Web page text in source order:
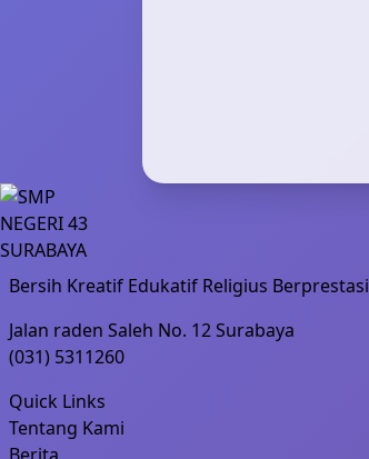
Bersih Kreatif Edukatif Religius Berprestasi
Jalan raden Saleh No. 12 Surabaya
(031) 5311260
Quick Links
Tentang Kami